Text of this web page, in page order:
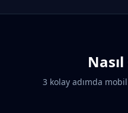
Nasıl
3 kolay adımda